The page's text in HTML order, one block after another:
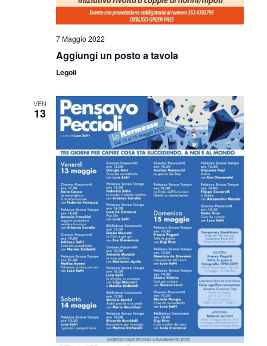
7 Maggio 2022
Aggiungi un posto a tavola
Legoli
VEN
13